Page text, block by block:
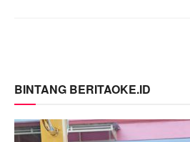
BINTANG BERITAOKE.ID